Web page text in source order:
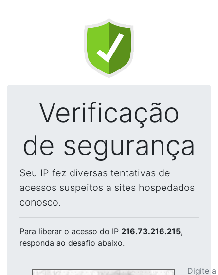
Verificação
de segurança
Seu IP fez diversas tentativas de
acessos suspeitos a sites hospedados
conosco.
Para liberar o acesso do IP 216.73.216.215,
responda ao desafio abaixo.
Digite